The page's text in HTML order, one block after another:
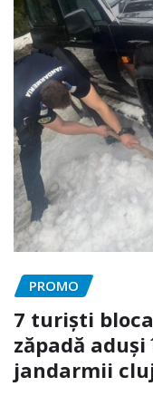
PROMO
7 turiști
zăpadă
jandarmii